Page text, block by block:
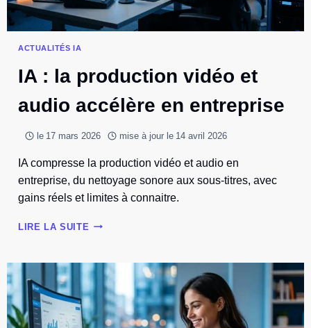
ACTUALITÉS IA
IA : la production vidéo et
audio accélère en entreprise
le 17 mars 2026 mise à jour le 14 avril 2026
IA compresse la production vidéo et audio en
entreprise, du nettoyage sonore aux sous-titres, avec
gains réels et limites à connaitre.
LIRE LA SUITE
PRODUCTION
VIDÉO
ET
AUDIO
ACCÉLÈRE